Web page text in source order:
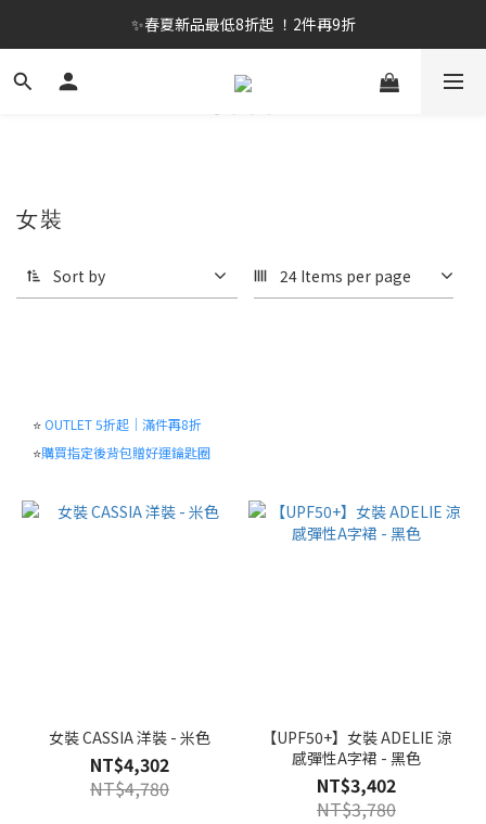
✨春夏新品最低8折起 ！2件再9折
✨春夏新品最低8折起 ！2件再9折
🔥OULET SALE! 降至5折起 滿件再8折
✨購買指定後背包送好運鑰匙圈 (贈完為止)
女裝
Sort by 24 Items per page
⭐OUTLET 5折起｜滿件再8折
⭐購買指定後背包贈好運鑰匙圈
女裝 CASSIA 洋裝 - 米色
NT$4,302
NT$4,780
【UPF50+】女裝 ADELIE 涼
感彈性A字裙 - 黑色
NT$3,402
NT$3,780